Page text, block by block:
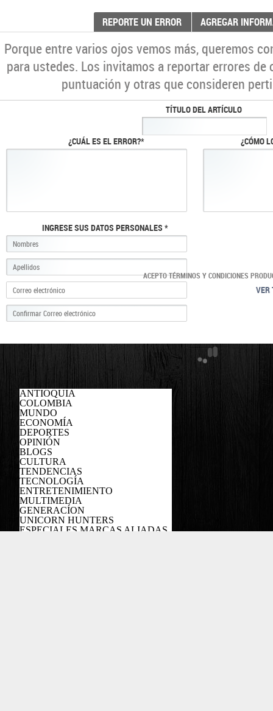
REPORTE UN ERROR AGREGAR
Porque entre varios ojos vemos más, queremos
para ustedes. Los invitamos a reportar errores
puntuación y otras que consideren
TÍTULO DEL ARTÍCULO
¿CUÁL ES EL ERROR?* ¿CÓMO
INGRESE SUS DATOS PERSONALES *
ACEPTO TÉRMINOS Y CONDICIONES
VER
ANTIOQUIA
COLOMBIA
MUNDO
ECONOMÍA
DEPORTES
OPINIÓN
BLOGS
CULTURA
TENDENCIAS
TECNOLOGÍA
ENTRETENIMIENTO
MULTIMEDIA
GENERACÍON
UNICORN HUNTERS
ESPECIALES MARCAS ALIADAS